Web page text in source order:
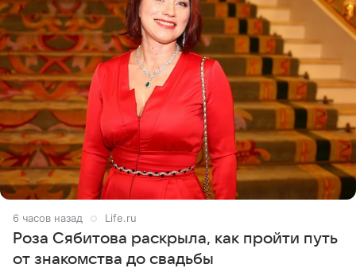
6 часов назад Life.ru
Роза Сябитова раскрыла, как пройти путь
от знакомства до свадьбы